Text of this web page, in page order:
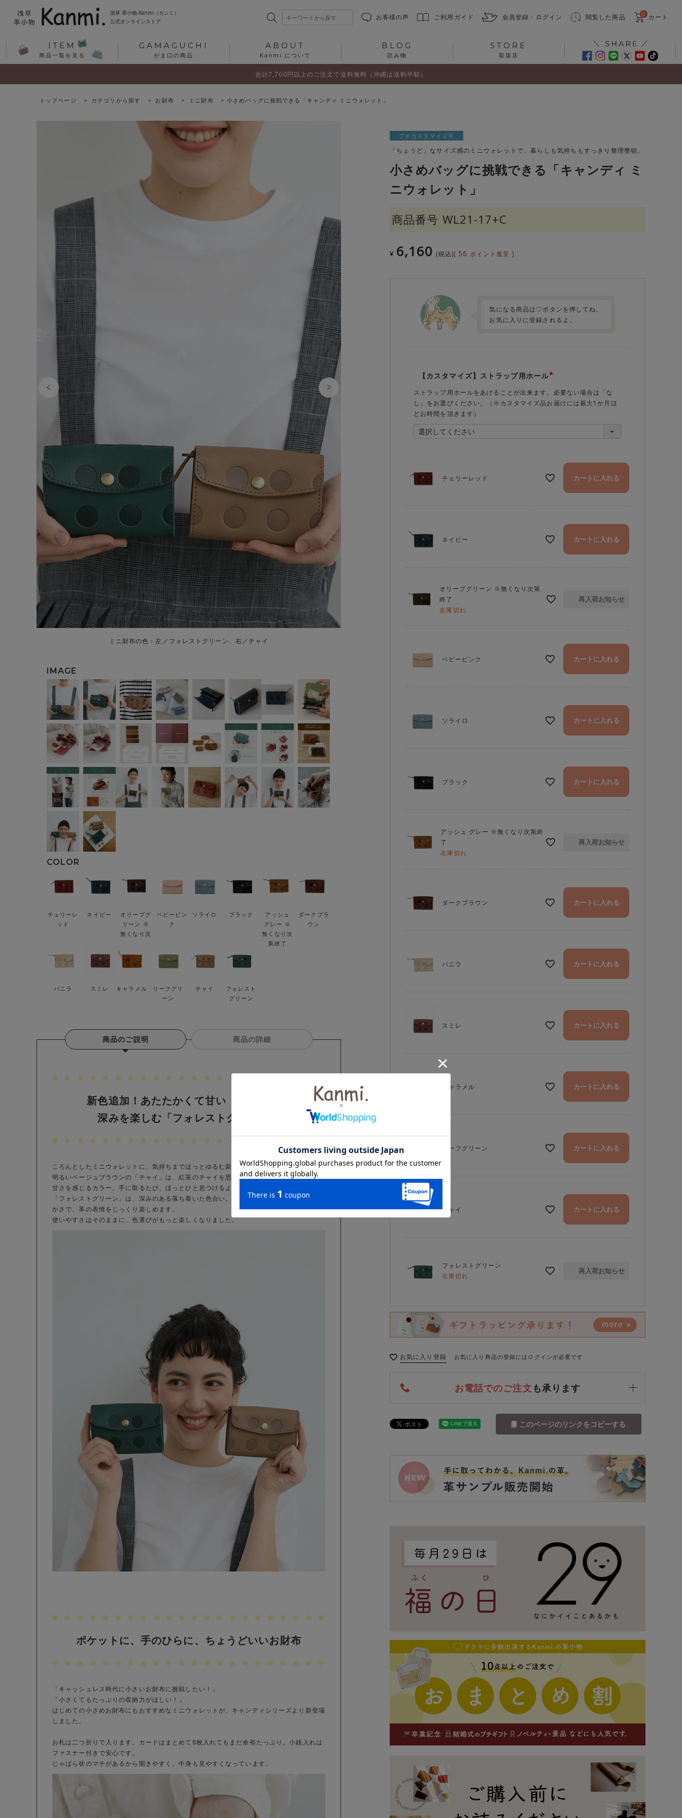
浅草 革小物 Kanmi（カンミ）
公式オンラインストア
お客様の声 ご利用ガイド 会員登録・ログイン 閲覧した商品 0 カート
ITEM
商品一覧を見る
GAMAGUCHI
がま口の商品
ABOUT
Kanmi.について
BLOG
読み物
STORE
取扱店
合計7,700円以上のご注文で送料無料（沖縄は送料半額）
トップページ カテゴリから探す お財布 ミニ財布 小さめバッグに挑戦できる「キャンディ ミニウォレット」
ミニ財布の色：左／フォレストグリーン、右／チャイ
チェリーレ
ッド
ネイビー
オリーブグ
リーン ※
無くなり次
ベビーピン
ク
ソライロ ブラック
アッシュ
グレー ※
無くなり次
第終了
ダークブラ
ウン
バニラ スミレ キャラメル
リーフグリ
ーン
チャイ
フォレスト
グリーン
商品のご説明 商品の詳細
新色追加！あたたかくて甘い「チャイ」と
深みを楽しむ「フォレストグリーン」
ころんとしたミニウォレットに、気持ちまでほっとゆるむ新色が仲間入りしました。
明るいベージュブラウンの「チャイ」は、紅茶のチャイを思わせるあたたかさと、やさしい
甘さを感じるカラー。手に取るたび、ほっとひと息つけるような安心感があります。
「フォレストグリーン」は、深みのある落ち着いた色合い。自然の中に包まれるような穏や
かさで、革の表情をじっくり楽しめます。
使いやすさはそのままに、色選びがもっと楽しくなりました。
ポケットに、手のひらに、ちょうどいいお財布
「キャッシュレス時代に小さいお財布に挑戦したい！」
「小さくてもたっぷりの収納力がほしい！」
はじめての小さめお財布にもおすすめなミニウォレットが、キャンディシリーズより新登場
しました。
お札は二つ折りで入ります。カードはまとめて8枚入れてもまだ余裕たっぷり。小銭入れは
ファスナー付きで安心です。
じゃばら状のマチがあるから開きやすく、中身も見やすくなっています。
プチカスタマイズ可
「ちょうど」なサイズ感のミニウォレットで、暮らしも気持ちもすっきり整理整頓。
小さめバッグに挑戦できる「キャンディ ミ
ニウォレット」
商品番号 WL21-17+C
¥ 6,160 税込 [ 56 ポイント進呈 ]
気になる商品は♡ボタンを押してね。
お気に入りに登録されるよ。
【カスタマイズ】ストラップ用ホール
須)
ストラップ用ホールをあけることが出来ます。必要ない場合は「な
し」をお選びください。（※カスタマイズ品お届けには最大1か月ほ
どお時間を頂きます）
チェリーレッド カートに入れる
ネイビー カートに入れる
オリーブグリーン ※無くなり次第
終了
在庫切れ
再入荷お知らせ
ベビーピンク カートに入れる
ソライロ カートに入れる
ブラック カートに入れる
アッシュ グレー ※無くなり次第終
了
在庫切れ
再入荷お知らせ
ダークブラウン カートに入れる
バニラ カートに入れる
スミレ カートに入れる
キャラメル カートに入れる
リーフグリーン カートに入れる
チャイ カートに入れる
フォレストグリーン
在庫切れ
再入荷お知らせ
お気に入り登録 お気に入り商品の登録にはログインが必要です
お電話でのご注文も承ります
このページのリンクをコピーする